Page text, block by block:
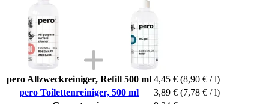
pero Allzweckreiniger, Refill 500 ml 4,45 € (8,90 € / l)
pero Toilettenreiniger, 500 ml
3,89 € (7,78 € / l)